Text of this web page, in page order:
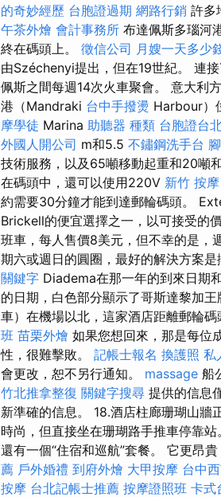
的奇妙經歷 台胞證過期 網路行銷 許多
午茶外燴 會計事務所 布達佩斯多瑙河
終在碼頭上。 徵信公司 月嫂一天多少
由Széchenyi提出，但在19世紀。 連
佩斯之間每週14次火車聚會。 意大利
港（Mandraki 台中手撥燙 Harbour）
摩學徒 Marina 助聽器 種類 台胞證台
外國人開公司 m和5.5 不鏽鋼洗手台
技術服務，以及65噸移動起重和20噸
在碼頭中，還可以使用220V 新竹 按摩
約需要30分鐘才能到達郵輪碼頭。
Brickell的便宜選擇之一，以可接受的
班車，每人售價8美元，但不幸的是，
期六或週日的圓圈，最好的解決方案
關鍵字 Diadema在那一年的到來日期
的日期，白色部分顯示了哥斯達黎加
車）在機場以北，這家酒店距離郵輪碼
班 苗栗外燴 如果您想回來，那是每位
性，很難擊敗。 記帳士報名 換護照 私
會更改，恕不另行通知。 massage 船
竹北推拿整復 關鍵字搜尋 提供的信息
新準確的信息。 18.酒店柱廊珊瑚山牆
時尚，但直接坐在珊瑚路手推車停靠
還有一個“住宿和巡航”套餐。 它更昂
薦 戶外婚禮 到府外燴 大甲按摩 台中
按摩 台北記帳士推薦 按摩證照班 卡式